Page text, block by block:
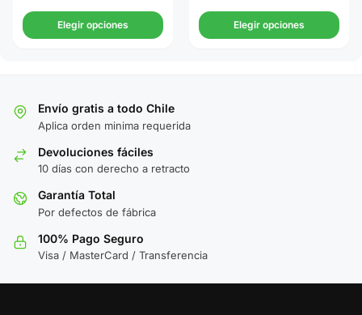
Elegir opciones Elegir opciones
Envío gratis a todo Chile
Aplica orden minima requerida
Devoluciones fáciles
10 días con derecho a retracto
Garantía Total
Por defectos de fábrica
100% Pago Seguro
Visa / MasterCard / Transferencia